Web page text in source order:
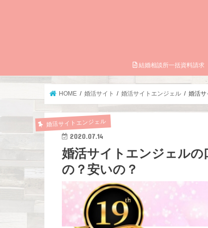
結婚相談所一括資料請求
HOME 婚活サイト 婚活サイトエンジェル 婚活サ
婚活サイトエンジェル
2020.07.14
婚活サイトエンジェルの
の？安いの？